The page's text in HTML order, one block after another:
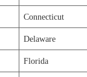
Connecticut
Delaware
Florida